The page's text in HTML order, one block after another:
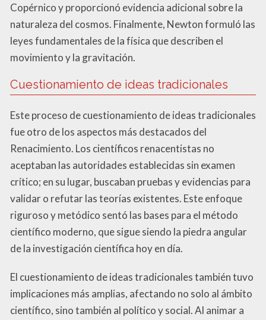
Copérnico y proporcionó evidencia adicional sobre la
naturaleza del cosmos. Finalmente, Newton formuló las
leyes fundamentales de la física que describen el
movimiento y la gravitación.
Cuestionamiento de ideas tradicionales
Este proceso de cuestionamiento de ideas tradicionales
fue otro de los aspectos más destacados del
Renacimiento. Los científicos renacentistas no
aceptaban las autoridades establecidas sin examen
crítico; en su lugar, buscaban pruebas y evidencias para
validar o refutar las teorías existentes. Este enfoque
riguroso y metódico sentó las bases para el método
científico moderno, que sigue siendo la piedra angular
de la investigación científica hoy en día.
El cuestionamiento de ideas tradicionales también tuvo
implicaciones más amplias, afectando no solo al ámbito
científico, sino también al político y social. Al animar a